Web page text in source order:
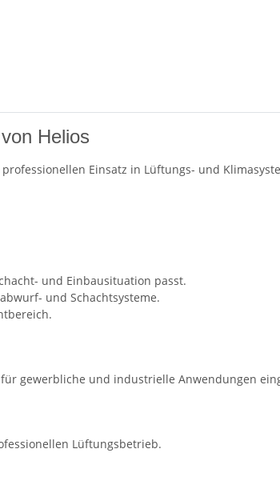
Helios
Einsatz in Lüftungs- und
und Einbausituation passt.
und Schachtsysteme.
gewerbliche und industrielle Anwendungen
Lüftungsbetrieb.